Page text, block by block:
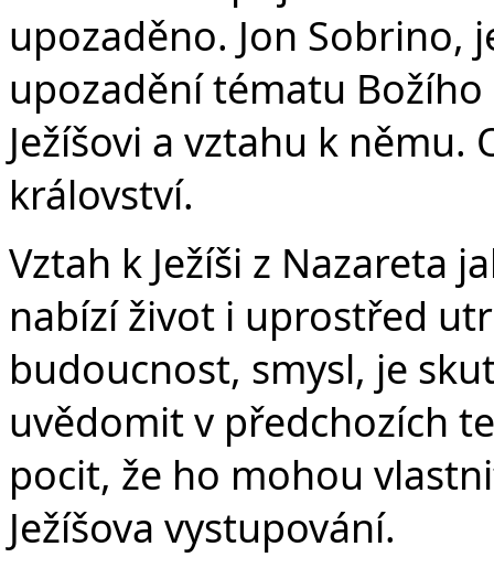
upozaděno. Jon Sobrino,
upozadění tématu
Ježíšovi a vztahu k
království.
Vztah k Ježíši z Nazareta
nabízí život i uprostřed
budoucnost, smysl, je
uvědomit v předchozích
pocit, že ho mohou
Ježíšova vystupování.